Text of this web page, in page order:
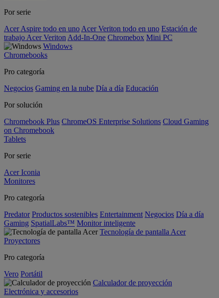
Por serie
Acer Aspire todo en uno Acer Veriton todo en uno Estación de
trabajo Acer Veriton Add-In-One Chromebox Mini PC
Windows
Chromebooks
Pro categoría
Negocios Gaming en la nube Día a día Educación
Por solución
Chromebook Plus ChromeOS Enterprise Solutions Cloud Gaming
on Chromebook
Tablets
Por serie
Acer Iconia
Monitores
Pro categoría
Predator Productos sostenibles Entertainment Negocios Día a día
Gaming SpatialLabs™ Monitor inteligente
Tecnología de pantalla Acer
Proyectores
Pro categoría
Vero Portátil
Calculador de proyección
Electrónica y accesorios